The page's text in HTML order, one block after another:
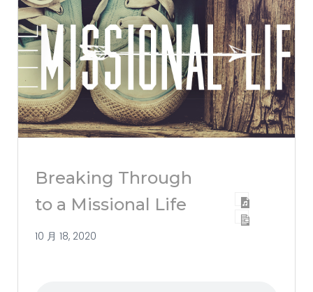
Breaking Through
to a Missional Life
10 月 18, 2020